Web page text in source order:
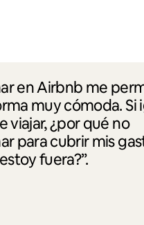
en Airbnb me
muy cómoda. Si
viajar, ¿por qué no
para cubrir mis
fuera?”.